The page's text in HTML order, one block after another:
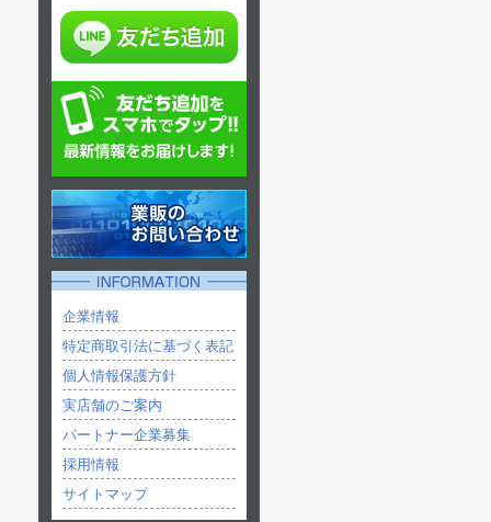
企業情報
特定商取引法に基づく表記
個人情報保護方針
実店舗のご案内
パートナー企業募集
採用情報
サイトマップ